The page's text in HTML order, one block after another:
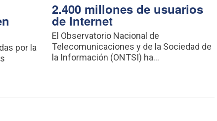
por la
2.400 millones de usuarios
de Internet
El Observatorio Nacional de
Telecomunicaciones y de la Sociedad de
la Información (ONTSI) ha...